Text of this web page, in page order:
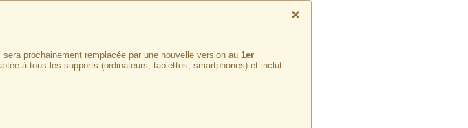
×
prochainement remplacée par une nouvelle version au 1er
à tous les supports (ordinateurs, tablettes, smartphones) et inclut